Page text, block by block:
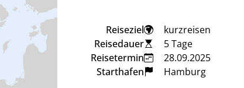
Reiseziel
kurzreisen
Reisedauer
5 Tage
Reisetermin
28.09.2025
Starthafen
Hamburg